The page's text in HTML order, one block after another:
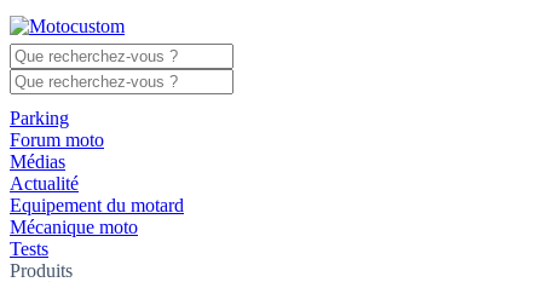
Parking
Forum moto
Médias
Actualité
Equipement du motard
Mécanique moto
Tests
Produits